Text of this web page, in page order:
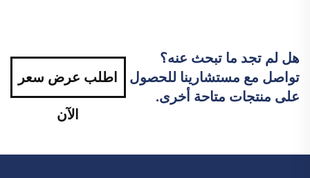
هل لم تجد ما تبحث عنه؟
تواصل مع مستشارينا للحصول
على منتجات متاحة أخرى.
اطلب عرض سعر
الآن